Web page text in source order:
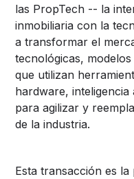
las PropTech -- la
inmobiliaria con la
a transformar el
tecnológicas,
que utilizan
hardware,
para agilizar y
de la industria.
Esta transacción es